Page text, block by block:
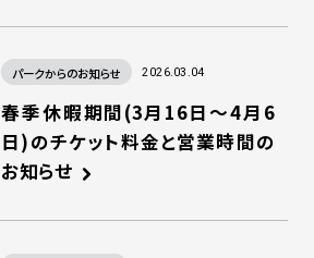
パークからのお知らせ 2026.03.04
春季休暇期間(3月16日～4月6
日)のチケット料金と営業時間の
お知らせ